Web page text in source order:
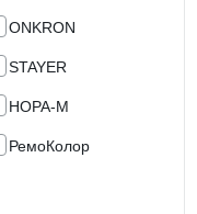
ONKRON
STAYER
НОРА-М
РемоКолор